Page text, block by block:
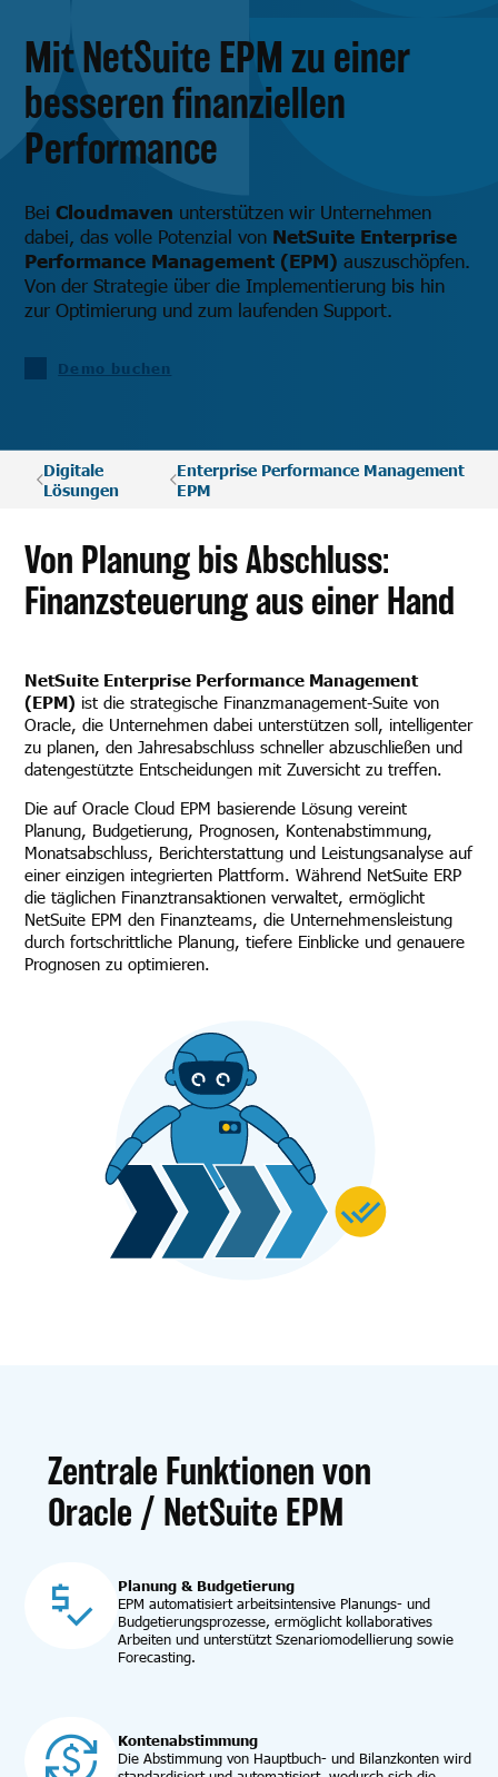
Mit NetSuite EPM zu einer
besseren finanziellen
Performance
BeiCloudmaven unterstützen wir Unternehmen
dabei, das volle Potenzial von NetSuite Enterprise
Performance Management (EPM) auszuschöpfen.
Von der Strategie über die Implementierung bis hin
zur Optimierung und zum laufenden Support.
Demo buchen
Digitale
Lösungen
Enterprise Performance Management
EPM
Von Planung bis Abschluss:
Finanzsteuerung aus einer Hand
NetSuite Enterprise Performance Management
(EPM) ist die strategische Finanzmanagement-Suite von
Oracle, die Unternehmen dabei unterstützen soll, intelligenter
zu planen, den Jahresabschluss schneller abzuschließen und
datengestützte Entscheidungen mit Zuversicht zu treffen.
Die auf Oracle Cloud EPM basierende Lösung vereint
Planung, Budgetierung, Prognosen, Kontenabstimmung,
Monatsabschluss, Berichterstattung und Leistungsanalyse auf
einer einzigen integrierten Plattform. Während NetSuite ERP
die täglichen Finanztransaktionen verwaltet, ermöglicht
NetSuite EPM den Finanzteams, die Unternehmensleistung
durch fortschrittliche Planung, tiefere Einblicke und genauere
Prognosen zu optimieren.
Zentrale Funktionen von
Oracle / NetSuite EPM
Planung & Budgetierung
EPM automatisiert arbeitsintensive Planungs- und
Budgetierungsprozesse, ermöglicht kollaboratives
Arbeiten und unterstützt Szenariomodellierung sowie
Forecasting.
Kontenabstimmung
Die Abstimmung von Hauptbuch- und Bilanzkonten wird